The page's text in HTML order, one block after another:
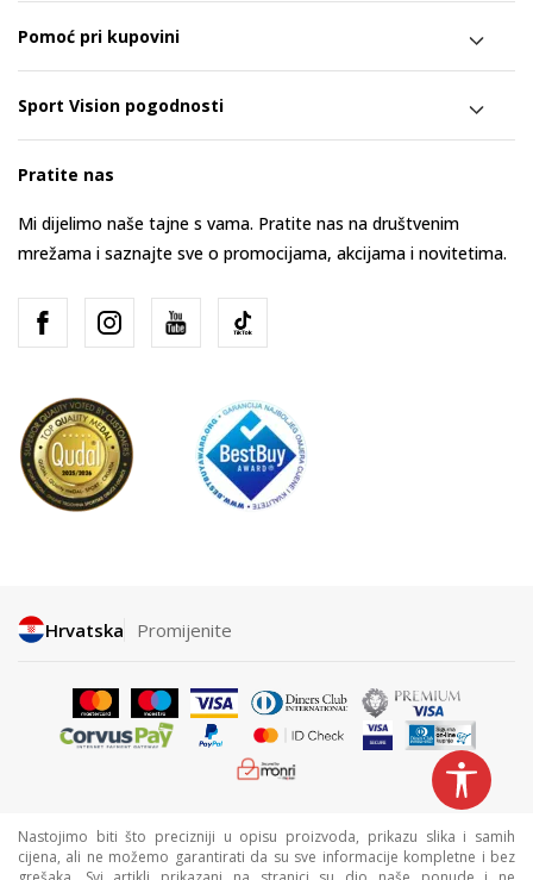
Pomoć pri kupovini
Sport Vision pogodnosti
Pratite nas
Mi dijelimo naše tajne s vama. Pratite nas na društvenim
mrežama i saznajte sve o promocijama, akcijama i novitetima.
Hrvatska Promijenite
Nastojimo biti što precizniji u opisu proizvoda, prikazu slika i samih
cijena, ali ne možemo garantirati da su sve informacije kompletne i bez